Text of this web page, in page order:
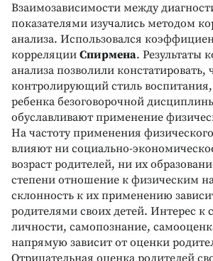
Взаимозависимости между
показателями изучались методом
анализа. Использовался
корреляции Спирмена. Результаты
анализа позволили констатировать,
контролирующий стиль воспитания,
ребенка безоговорочной
обуславливают применение
На частоту применения
влияют ни социально-
возраст родителей, ни их
степени отношение к физическим
склонность к их применению
родителями своих детей. Интерес к
личности, самопознание,
напрямую зависит от оценки